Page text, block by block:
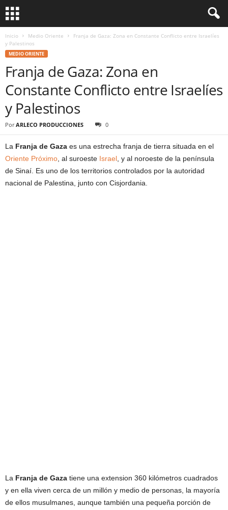
Inicio Medio Oriente
Franja de Gaza: Zona en Constante Conflicto entre Israelíes
y Palestinos
MEDIO ORIENTE
Franja de Gaza: Zona en
Constante Conflicto entre Israelíes
y Palestinos
Por ARLECO PRODUCCIONES 0
La Franja de Gaza es una estrecha franja de tierra situada en el
Oriente Próximo , al suroeste Israel , y al noroeste de la península
de Sinaí. Es uno de los territorios controlados por la autoridad
nacional de Palestina, junto con Cisjordania.
La Franja de Gaza tiene una extension 360 kilómetros cuadrados
y en ella viven cerca de un millón y medio de personas, la mayoría
de ellos musulmanes, aunque también una pequeña porción de